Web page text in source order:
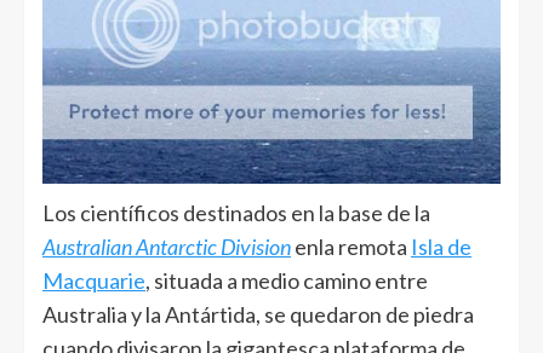
Los científicos destinados en la base de la
Australian Antarctic Divisionenla remota Isla de
Macquarie, situada a medio camino entre
Australia y la Antártida, se quedaron de piedra